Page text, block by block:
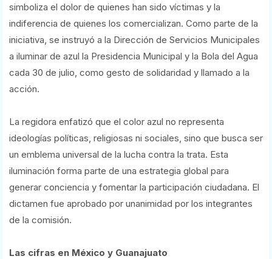
simboliza el dolor de quienes han sido víctimas y la
indiferencia de quienes los comercializan. Como parte de la
iniciativa, se instruyó a la Dirección de Servicios Municipales
a iluminar de azul la Presidencia Municipal y la Bola del Agua
cada 30 de julio, como gesto de solidaridad y llamado a la
acción.
La regidora enfatizó que el color azul no representa
ideologías políticas, religiosas ni sociales, sino que busca ser
un emblema universal de la lucha contra la trata. Esta
iluminación forma parte de una estrategia global para
generar conciencia y fomentar la participación ciudadana. El
dictamen fue aprobado por unanimidad por los integrantes
de la comisión.
Las cifras en México y Guanajuato